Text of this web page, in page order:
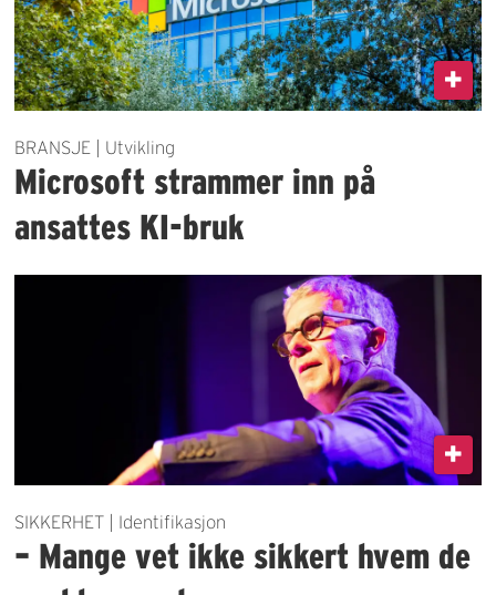
BRANSJE | Utvikling
Microsoft strammer inn på
ansattes KI-bruk
SIKKERHET | Identifikasjon
– Mange vet ikke sikkert hvem de